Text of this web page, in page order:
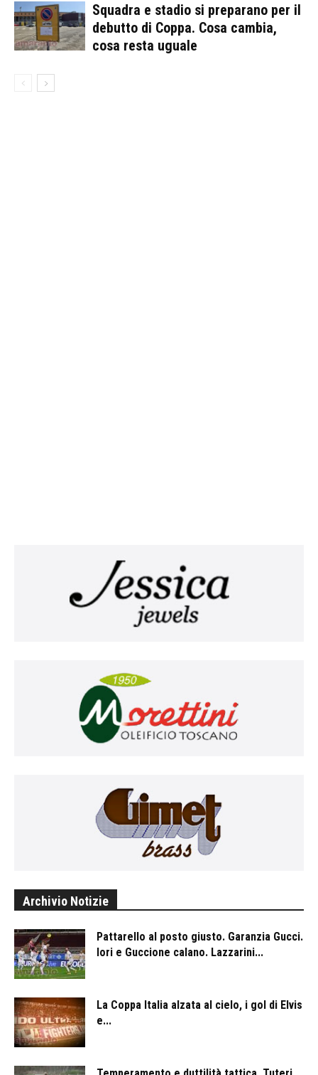
Squadra e stadio si preparano per il
debutto di Coppa. Cosa cambia,
cosa resta uguale
Archivio Notizie
Pattarello al posto giusto. Garanzia Gucci.
Iori e Guccione calano. Lazzarini...
La Coppa Italia alzata al cielo, i gol di Elvis
e...